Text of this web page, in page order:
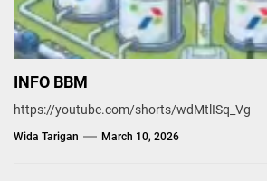
INFO BBM
https://youtube.com/shorts/wdMtlISq_Vg
Wida Tarigan March 10, 2026